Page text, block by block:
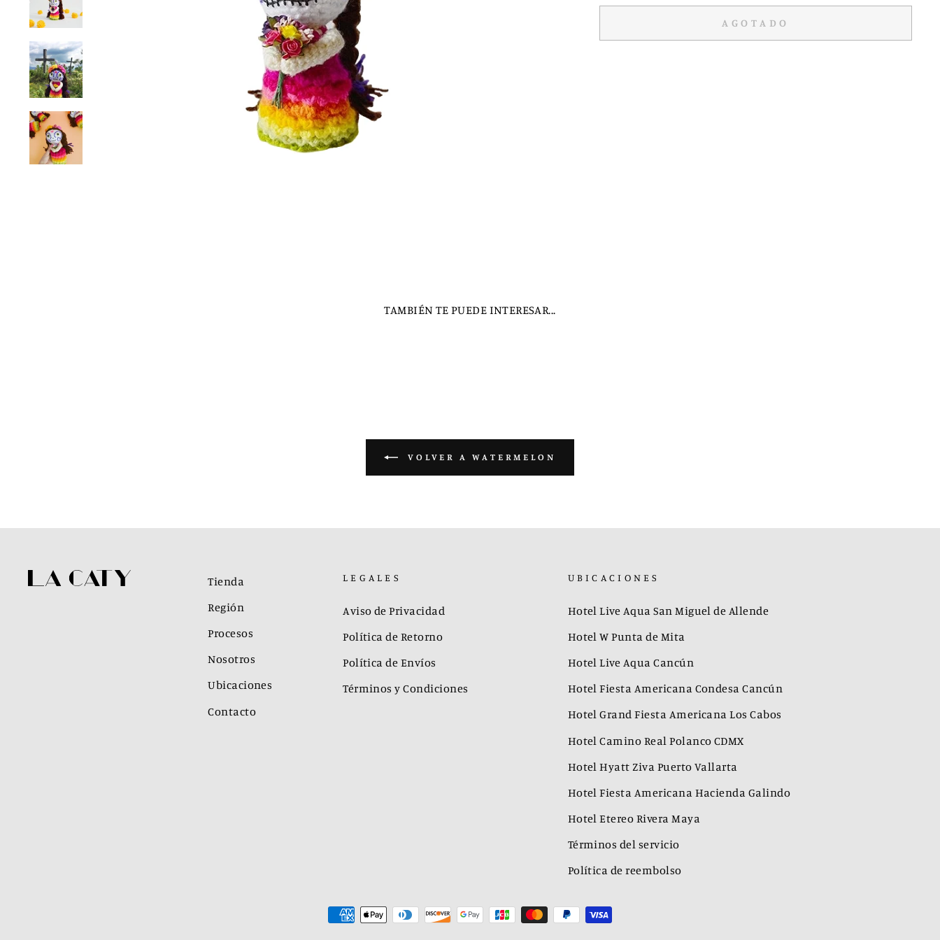
AGOTADO
TAMBIÉN TE PUEDE INTERESAR...
VOLVER A WATERMELON
Tienda
Región
Procesos
Nosotros
Ubicaciones
Contacto
LEGALES
Aviso de Privacidad
Política de Retorno
Política de Envíos
Términos y Condiciones
UBICACIONES
Hotel Live Aqua San Miguel de Allende
Hotel W Punta de Mita
Hotel Live Aqua Cancún
Hotel Fiesta Americana Condesa Cancún
Hotel Grand Fiesta Americana Los Cabos
Hotel Camino Real Polanco CDMX
Hotel Hyatt Ziva Puerto Vallarta
Hotel Fiesta Americana Hacienda Galindo
Hotel Etereo Rivera Maya
Términos del servicio
Política de reembolso